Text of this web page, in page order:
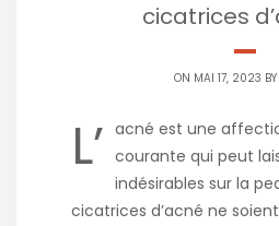
cicatrices
ON MAI 17, 2023 BY
L’ acné est une
courante qui peut
indésirables sur la
cicatrices d’acné ne